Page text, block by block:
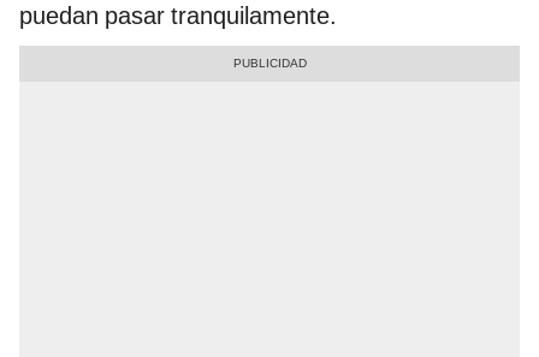
puedan pasar tranquilamente.